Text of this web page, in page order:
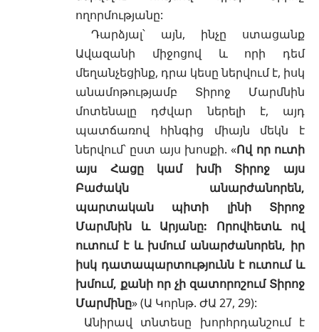
ողորմությանը:
Դարձյալ՝ այն, ինչը ստացանք
Ավազանի միջոցով և որի դեմ
մեղանչեցինք, դրա կեսը ներվում է, իսկ
անամոթությամբ Տիրոջ Մարմնին
մոտենալը դժվար ներելի է, այդ
պատճառով հինգից միայն մեկն է
ներվում՝ ըստ այս խոսքի. «Ով որ ուտի
այս Հացը կամ խմի Տիրոջ այս
Բաժակն անարժանորեն,
պարտական պիտի լինի Տիրոջ
Մարմնին և Արյանը: Որովհետև ով
ուտում է և խմում անարժանորեն, իր
իսկ դատապարտությունն է ուտում և
խմում, քանի որ չի զատորոշում Տիրոջ
Մարմինը» (Ա Կորնթ. ԺԱ 27, 29):
Անիրավ տնտեսը խորհրդանշում է